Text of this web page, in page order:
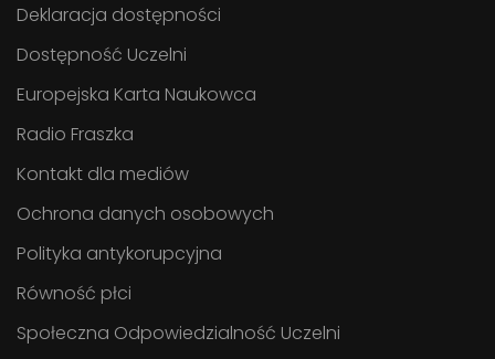
Deklaracja dostępności
Dostępność Uczelni
Europejska Karta Naukowca
Radio Fraszka
Kontakt dla mediów
Ochrona danych osobowych
Polityka antykorupcyjna
Równość płci
Społeczna Odpowiedzialność Uczelni